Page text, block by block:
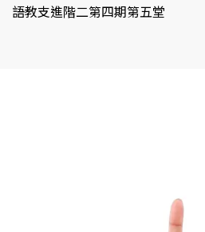
語教支進階二第四期第五堂